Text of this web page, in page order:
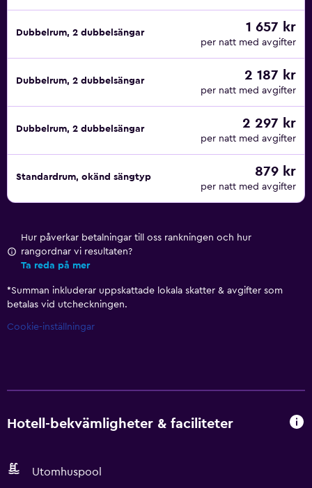
Dubbelrum, 2 dubbelsängar 1 657 kr
per natt med avgifter
Dubbelrum, 2 dubbelsängar 2 187 kr
per natt med avgifter
Dubbelrum, 2 dubbelsängar 2 297 kr
per natt med avgifter
Standardrum, okänd sängtyp 879 kr
per natt med avgifter
Hur påverkar betalningar till oss rankningen och hur
rangordnar vi resultaten?
Ta reda på mer
*Summan inkluderar uppskattade lokala skatter & avgifter som
betalas vid utcheckningen.
Cookie-inställningar
Hotell-bekvämligheter & faciliteter
Utomhuspool